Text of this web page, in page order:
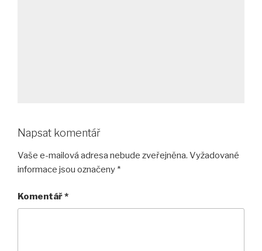
Napsat komentář
Vaše e-mailová adresa nebude zveřejněna. Vyžadované
informace jsou označeny *
Komentář*